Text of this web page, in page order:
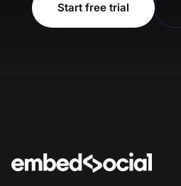
Start free trial